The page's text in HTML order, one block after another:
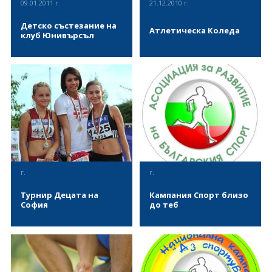
09.01.2011 г.
Детско състезание на
клуб Юнивърсъл
На 09 декември 2011 се
проведе детско състезание за
децата от клуб по лека
атлетика Юнивърсъл.
ВИЖ ПОВЕЧЕ
21.12.2010 г.
Атлетическа Коледа
На 21 декември 2010 се
проведе Първи
Лекоатлетически турнир за
деца "Атлетическа Коледа".
ВИЖ ПОВЕЧЕ
г.
Турнир Децата на
София
На 18 септември 2010 се
проведе 4-ти
лекоатлетически турнир
"Децата на София".
г.
Кампания Спорт близо
до теб
Кампания "Спорт близо до
теб" стартира с набиране на
спортни клубове